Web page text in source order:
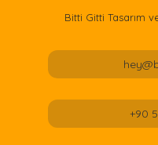
Bitti Gitti Tasarım
+90